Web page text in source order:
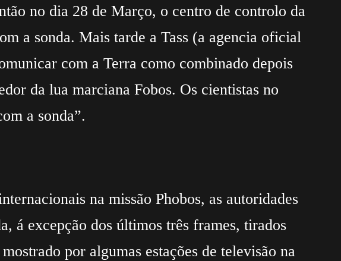
no dia 28 de Março, o centro de controlo da
a sonda. Mais tarde a Tass (a agencia oficial
com a Terra como combinado depois
da lua marciana Fobos. Os cientistas no
a sonda”.
na missão Phobos, as autoridades
á excepção dos últimos três frames, tirados
por algumas estações de televisão na